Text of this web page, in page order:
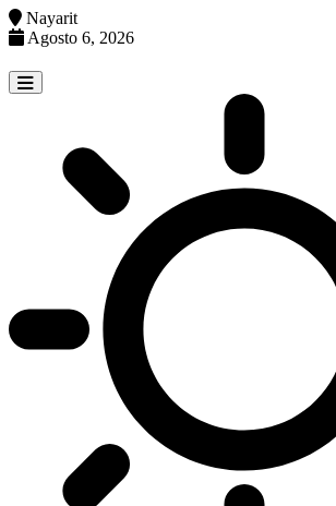
Nayarit
Agosto 6, 2026
to
content